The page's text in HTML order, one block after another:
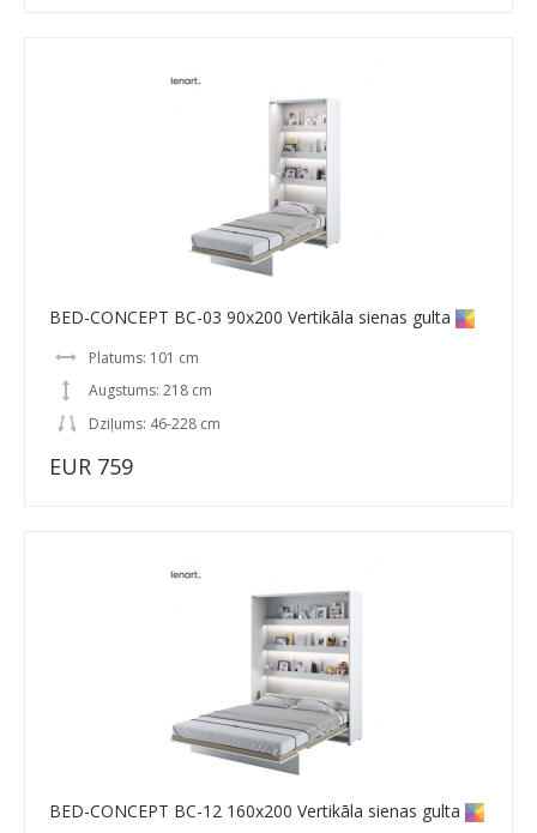
BED-CONCEPT BC-03 90x200 Vertikāla sienas gulta
Platums: 101 cm
Augstums: 218 cm
Dziļums: 46-228 cm
EUR 759
BED-CONCEPT BC-12 160x200 Vertikāla sienas gulta